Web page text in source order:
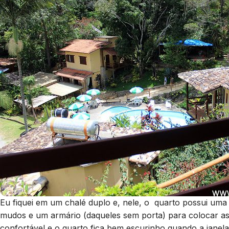
Eu fiquei em um chalé duplo e, nele, o quarto possui
mudos e um armário (daqueles sem porta) para colocar